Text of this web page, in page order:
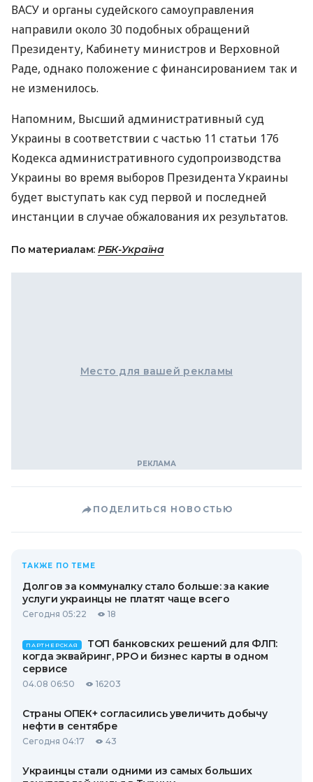
ВАСУ и органы судейского самоуправления
направили около 30 подобных обращений
Президенту, Кабинету министров и Верховной
Раде, однако положение с финансированием так и
не изменилось.
Напомним, Высший административный суд
Украины в соответствии с частью 11 статьи 176
Кодекса административного судопроизводства
Украины во время выборов Президента Украины
будет выступать как суд первой и последней
инстанции в случае обжалования их результатов.
По материалам: РБК-Україна
Место для вашей рекламы
ПОДЕЛИТЬСЯ НОВОСТЬЮ
ТАКЖЕ ПО ТЕМЕ
Долгов за коммуналку стало больше: за какие
услуги украинцы не платят чаще всего
Сегодня 05:22 18
ПАРТНЕРСКАЯ
ТОП банковских решений для ФЛП:
когда эквайринг, РРО и бизнес карты в одном
сервисе
04.08 06:50 16203
Страны ОПЕК+ согласились увеличить добычу
нефти в сентябре
Сегодня 04:17 43
Украинцы стали одними из самых больших